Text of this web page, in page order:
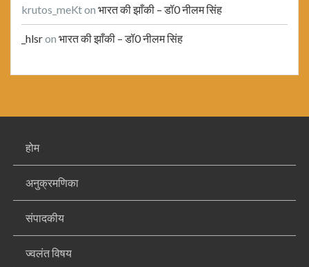
krutos_meKton भारत की झाँकी – डॉ0 नीलम सिंह
_hlsron भारत की झाँकी – डॉ0 नीलम सिंह
होम
अनुक्रमणिका
संपादकीय
ज्वलंत विषय